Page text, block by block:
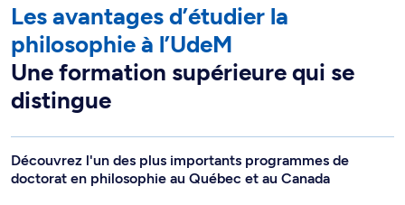
Les avantages d’étudier la
philosophie à l’UdeM
Une formation supérieure qui se
distingue
Découvrez l'un des plus importants programmes de
doctorat en philosophie au Québec et au Canada